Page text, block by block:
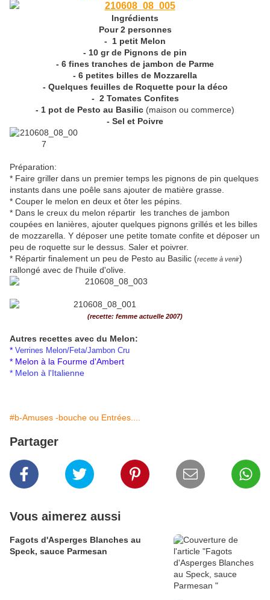
Ingrédients
Pour 2 personnes
- 1 petit Melon
- 10 gr de Pignons de pin
- 6 fines tranches de jambon de Parme
- 6 petites billes de Mozzarella
- Quelques feuilles de Roquette pour la déco
- 2 Tomates Confites
- 1 pot de Pesto au Basilic (maison ou commerce)
- Sel et Poivre
Préparation:
* Faire griller dans un premier temps les pignons de pin quelques
instants dans une poêle sans ajouter de matière grasse.
* Couper le melon en deux et ôter les pépins.
* Dans le creux du melon répartir les tranches de jambon
coupées en lanières, ajouter quelques pignons grillés et les billes
de mozzarella. Y déposer une petite tomate confite et déposer un
peu de roquette sur le dessus. Saler et poivrer.
* Répartir finalement un peu de Pesto au Basilic (recette à venir)
rallongé avec de l'huile d'olive.
(recette: femme actuelle 2007)
Autres recettes avec du Melon:
* Verrines Melon/Feta/Jambon Cru
* Melon à la Fourme d'Ambert
* Melon à l'Italienne
#b-Amuses -bouche ou Entrées....
Partager
Vous aimerez aussi
Fagots d'Asperges Blanches au
Speck, sauce Parmesan